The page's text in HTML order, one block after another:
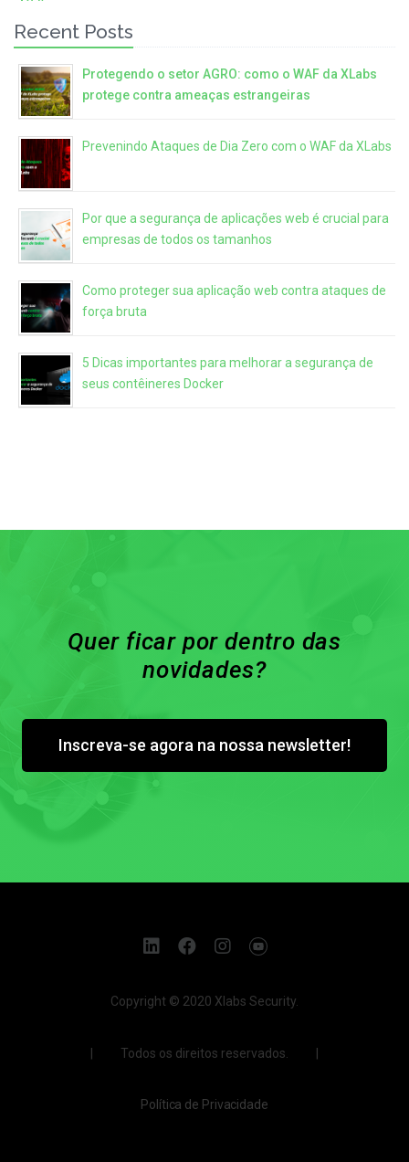
Recent Posts
Protegendo o setor AGRO: como o WAF da XLabs
protege contra ameaças estrangeiras
Prevenindo Ataques de Dia Zero com o WAF da XLabs
Por que a segurança de aplicações web é crucial para
empresas de todos os tamanhos
Como proteger sua aplicação web contra ataques de
força bruta
5 Dicas importantes para melhorar a segurança de
seus contêineres Docker
Quer ficar por dentro das
novidades?
Inscreva-se agora na nossa newsletter!
Copyright © 2020 Xlabs Security.
| Todos os direitos reservados. |
Política de Privacidade